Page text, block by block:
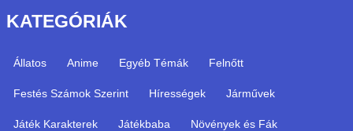
KATEGÓRIÁK
Állatos Anime Egyéb Témák Felnőtt
Festés Számok Szerint Hírességek Járművek
Játék Karakterek Játékbaba Növények és Fák